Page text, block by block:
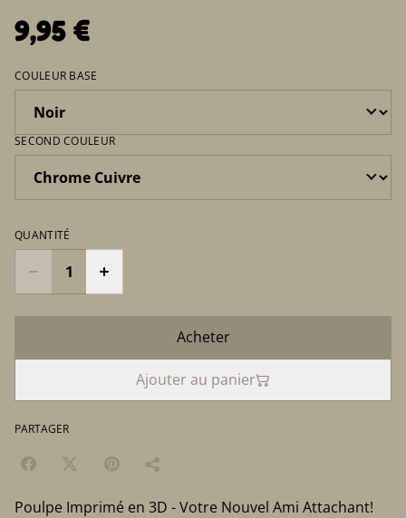
9,95 €
COULEUR BASE
SECOND COULEUR
QUANTITÉ
Acheter
Ajouter au panier
PARTAGER
Poulpe Imprimé en 3D - Votre Nouvel Ami Attachant!